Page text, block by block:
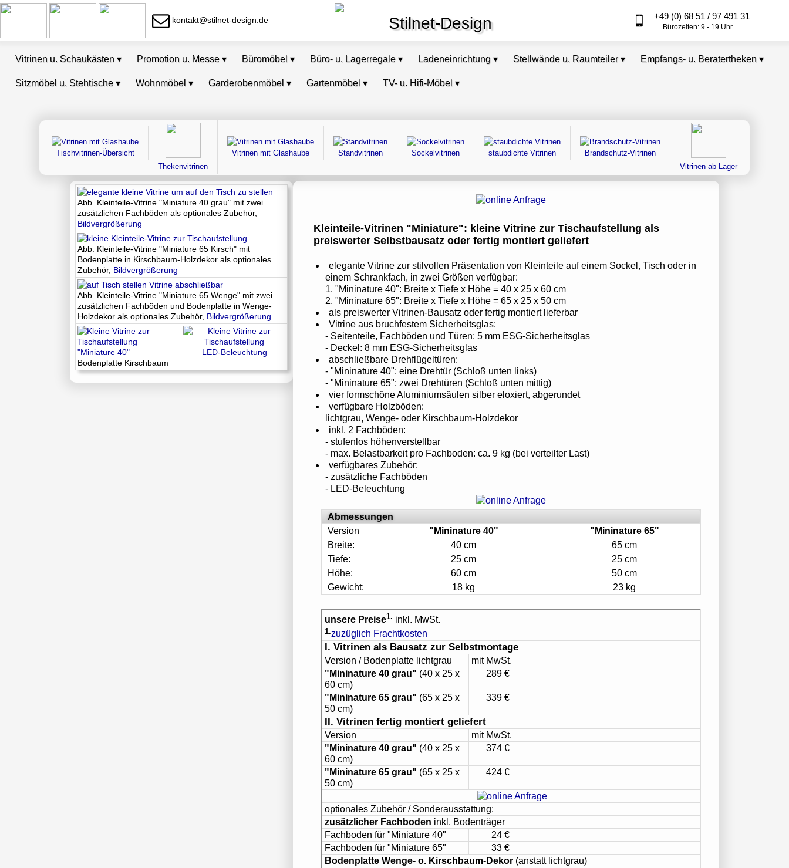
kontakt@stilnet-design.de Stilnet-Design +49 (0) 68 51 / 97 491 31
Bürozeiten: 9 - 19 Uhr
Tischvitrinen-Übersicht
Thekenvitrinen
Vitrinen mit Glashaube Standvitrinen Sockelvitrinen staubdichte Vitrinen
Brandschutz-Vitrinen
Vitrinen ab Lager
Kleinteile-Vitrinen "Miniature": kleine Vitrine zur Tischaufstellung als
preiswerter Selbstbausatz oder fertig montiert geliefert
elegante Vitrine zur stilvollen Präsentation von Kleinteile auf einem Sockel, Tisch oder in
einem Schrankfach, in zwei Größen verfügbar:
1. "Mininature 40": Breite x Tiefe x Höhe = 40 x 25 x 60 cm
2. "Mininature 65": Breite x Tiefe x Höhe = 65 x 25 x 50 cm
als preiswerter Vitrinen-Bausatz oder fertig montiert lieferbar
Vitrine aus bruchfestem Sicherheitsglas:
- Seitenteile, Fachböden und Türen: 5 mm ESG-Sicherheitsglas
- Deckel: 8 mm ESG-Sicherheitsglas
abschließbare Drehflügeltüren:
- "Mininature 40": eine Drehtür (Schloß unten links)
- "Mininature 65": zwei Drehtüren (Schloß unten mittig)
vier formschöne Aluminiumsäulen silber eloxiert, abgerundet
verfügbare Holzböden:
lichtgrau, Wenge- oder Kirschbaum-Holzdekor
inkl. 2 Fachböden:
- stufenlos höhenverstellbar
- max. Belastbarkeit pro Fachboden: ca. 9 kg (bei verteilter Last)
verfügbares Zubehör:
- zusätzliche Fachböden
- LED-Beleuchtung
Abmessungen
Version
"Mininature 40"
"Mininature 65"
Breite:
40 cm
65 cm
Tiefe:
25 cm
25 cm
Höhe:
60 cm
50 cm
Gewicht:
18 kg 23 kg
unsere Preise1. inkl. MwSt.
1.zuzüglich Frachtkosten
I. Vitrinen als Bausatz zur Selbstmontage
Version / Bodenplatte lichtgrau
mit MwSt.
"Mininature 40 grau" (40 x 25 x
60 cm)
289 €
"Mininature 65 grau" (65 x 25 x
50 cm)
339 €
II. Vitrinen fertig montiert geliefert
Version
mit MwSt.
"Mininature 40 grau" (40 x 25 x
60 cm)
374 €
"Mininature 65 grau" (65 x 25 x
50 cm)
424 €
optionales Zubehör / Sonderausstattung:
zusätzlicher Fachboden inkl. Bodenträger
Fachboden für "Miniature 40"
24 €
Fachboden für "Miniature 65"
33 €
Bodenplatte Wenge- o. Kirschbaum-Dekor (anstatt lichtgrau)
Abb. Kleinteile-Vitrine "Miniature 40 grau" mit zwei
zusätzlichen Fachböden als optionales Zubehör,
Bildvergrößerung
Abb. Kleinteile-Vitrine "Miniature 65 Kirsch" mit
Bodenplatte in Kirschbaum-Holzdekor als optionales
Zubehör, Bildvergrößerung
Abb. Kleinteile-Vitrine "Miniature 65 Wenge" mit zwei
zusätzlichen Fachböden und Bodenplatte in Wenge-
Holzdekor als optionales Zubehör, Bildvergrößerung
"Miniature 40"
Bodenplatte Kirschbaum
LED-Beleuchtung
Vitrinen u. Schaukästen ▾ Promotion u. Messe ▾ Büromöbel ▾ Büro- u. Lagerregale ▾ Ladeneinrichtung ▾ Stellwände u. Raumteiler▾ Empfangs- u. Beratertheken ▾
Sitzmöbel u. Stehtische ▾ Wohnmöbel ▾ Garderobenmöbel ▾ Gartenmöbel ▾ TV- u. Hifi-Möbel ▾